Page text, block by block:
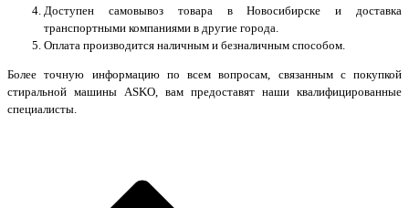
Доступен самовывоз товара в Новосибирске и доставка
транспортными компаниями в другие города.
Оплата производится наличным и безналичным способом.
Более точную информацию по всем вопросам, связанным с покупкой
стиральной машины ASKO, вам предоставят наши квалифицированные
специалисты.